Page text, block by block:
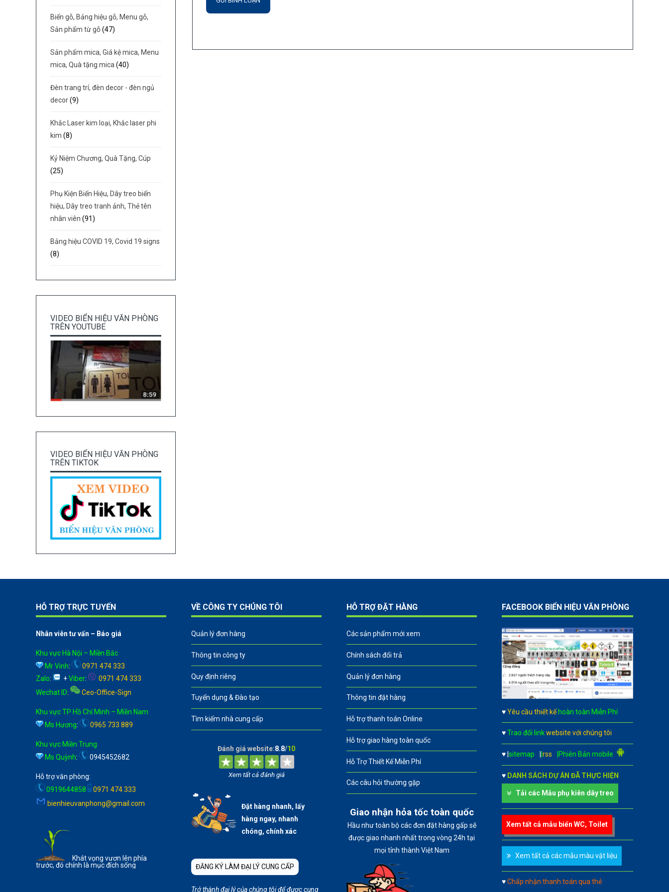
Biển gỗ, Bảng hiệu gỗ, Menu gỗ,
Sản phẩm từ gỗ(47)
Sản phẩm mica, Giá kệ mica, Menu
mica, Quà tặng mica(40)
Đèn trang trí, đèn decor - đèn ngủ
decor(9)
Khắc Laser kim loại, Khắc laser phi
kim (8)
Kỷ Niệm Chương, Quà Tặng, Cúp
(25)
Phụ Kiện Biển Hiệu, Dây treo biển
hiệu, Dây treo tranh ảnh, Thẻ tên
nhân viên (91)
Bảng hiệu COVID 19, Covid 19 signs
(8)
VIDEO BIỂN HIỆU VĂN PHÒNG
TRÊN YOUTUBE
VIDEO BIỂN HIỆU VĂN PHÒNG
TRÊN TIKTOK
HỖ TRỢ TRỰC TUYẾN
Nhân viên tư vấn – Báo giá
Khu vực Hà Nội – Miền Bắc
Mr Vinh:
0971 474 333
Zalo: +Viber:
0971 474 333
Wechat ID: Ceo-Office-Sign
Khu vực TP Hồ Chí Minh – Miền Nam
Ms Hương: 0965 733 889
Khu vực Miền Trung
Ms Quỳnh: 0945452682
Hỗ trợ văn phòng:
0919644858
0971 474 333
bienhieuvanphong@gmail.com
Khát vọng vươn lên phía
trước, đó chính là mục đích sống
VỀ CÔNG TY CHÚNG TÔI
Quản lý đơn hàng
Thông tin công ty
Quy định riêng
Tuyển dụng & Đào tạo
Tìm kiếm nhà cung cấp
Đánh giá website:8.8/10
Xem tất cả đánh giá
Đặt hàng nhanh, lấy
hàng ngay, nhanh
chóng, chính xác
ĐĂNG KÝ LÀM ĐẠI LÝ CUNG CẤP
Trở thành đại lý của chúng tôi để được cung
HỖ TRỢ ĐẶT HÀNG
Các sản phẩm mới xem
Chính sách đổi trả
Quản lý đơn hàng
Thông tin đặt hàng
Hỗ trợ thanh toán Online
Hỗ trợ giao hàng toàn quốc
Hỗ Trợ Thiết Kế Miễn Phí
Các câu hỏi thường gặp
Giao nhận hỏa tốc toàn quốc
Hầu như toàn bộ các đơn đặt hàng gấp sẽ
được giao nhanh nhất trong vòng 24h tại
mọi tỉnh thành Việt Nam
FACEBOOK BIỂN HIỆU VĂN PHÒNG
♥Yêu cầu thiết kế hoàn toàn Miễn Phí
♥Trao đổi linkwebsite với chúng tôi
♥ sitemap rss |Phiên Bản mobile
♥ DANH SÁCH DỰ ÁN ĐÃ THỰC HIỆN
Tải các Mẫu phụ kiên dây treo
Xem tất cả mẫu biển WC, Toilet
Xem tất cả các mẫu màu vật liệu
♥Chấp nhận thanh toán qua thẻ